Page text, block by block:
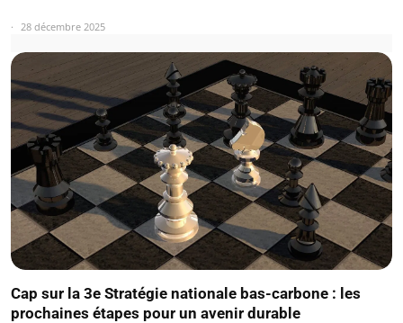
28 décembre 2025
Cap sur la 3e Stratégie nationale bas-carbone : les
prochaines étapes pour un avenir durable